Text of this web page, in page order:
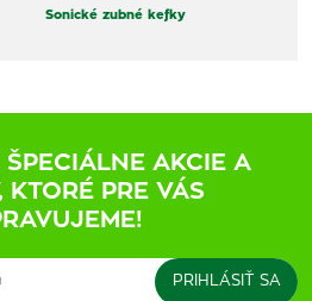
Sonické zubné kefky
ŠPECIÁLNE AKCIE A
KTORÉ PRE VÁS